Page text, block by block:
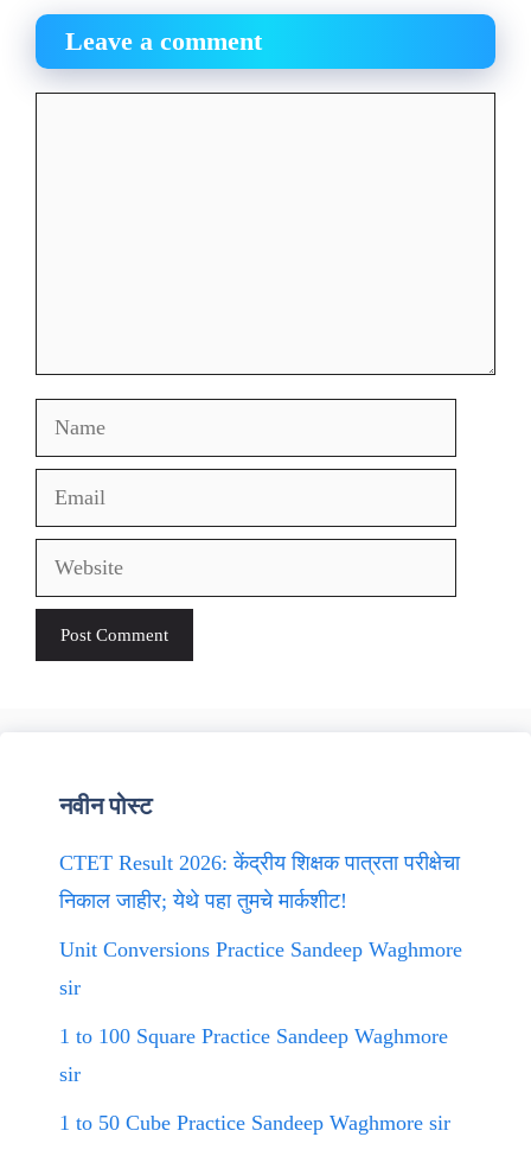
Leave a comment
Name
Email
Website
नवीन पोस्ट
CTET Result 2026: केंद्रीय शिक्षक पात्रता परीक्षेचा
निकाल जाहीर; येथे पहा तुमचे मार्कशीट!
Unit Conversions Practice Sandeep Waghmore
sir
1 to 100 Square Practice Sandeep Waghmore
sir
1 to 50 Cube Practice Sandeep Waghmore sir